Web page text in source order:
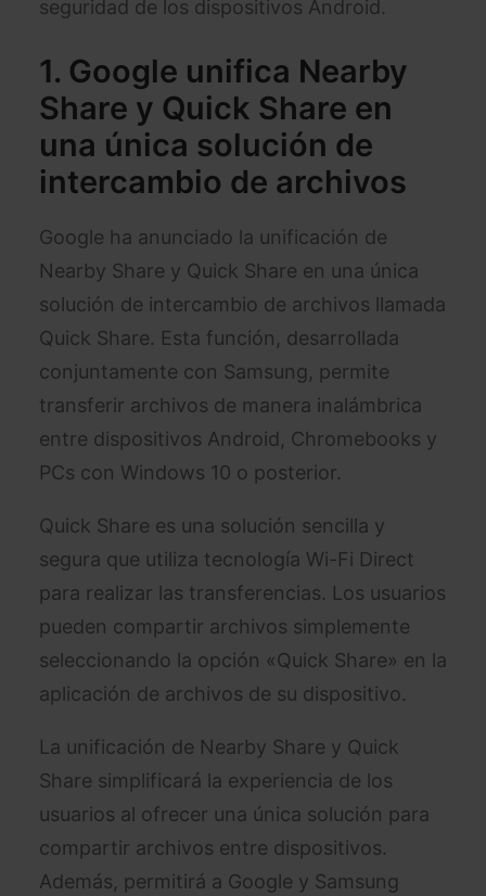
seguridad de los dispositivos Android.
1. Google unifica Nearby
Share y Quick Share en
una única solución de
intercambio de archivos
Google ha anunciado la unificación de
Nearby Share y Quick Share en una única
solución de intercambio de archivos llamada
Quick Share. Esta función, desarrollada
conjuntamente con Samsung, permite
transferir archivos de manera inalámbrica
entre dispositivos Android, Chromebooks y
PCs con Windows 10 o posterior.
Quick Share es una solución sencilla y
segura que utiliza tecnología Wi-Fi Direct
para realizar las transferencias. Los usuarios
pueden compartir archivos simplemente
seleccionando la opción «Quick Share» en la
aplicación de archivos de su dispositivo.
La unificación de Nearby Share y Quick
Share simplificará la experiencia de los
usuarios al ofrecer una única solución para
compartir archivos entre dispositivos.
Además, permitirá a Google y Samsung